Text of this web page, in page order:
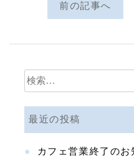
前の記事へ
検
索:
最近の投稿
カフェ営業終了のお